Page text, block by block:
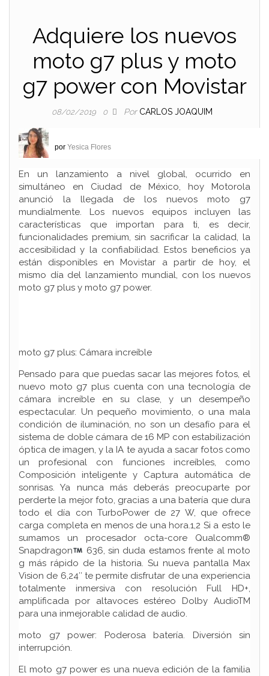
Adquiere los nuevos
moto g7 plus y moto
g7 power con Movistar
08/02/2019 0 Por CARLOS JOAQUIM
por Yesica Flores
En un lanzamiento a nivel global, ocurrido en
simultáneo en Ciudad de México, hoy Motorola
anunció la llegada de los nuevos moto g7
mundialmente. Los nuevos equipos incluyen las
características que importan para ti, es decir,
funcionalidades premium, sin sacrificar la calidad, la
accesibilidad y la confiabilidad. Estos beneficios ya
están disponibles en Movistar a partir de hoy, el
mismo día del lanzamiento mundial, con los nuevos
moto g7 plus y moto g7 power.
moto g7 plus: Cámara increíble
Pensado para que puedas sacar las mejores fotos, el
nuevo moto g7 plus cuenta con una tecnología de
cámara increíble en su clase, y un desempeño
espectacular. Un pequeño movimiento, o una mala
condición de iluminación, no son un desafío para el
sistema de doble cámara de 16 MP con estabilización
óptica de imagen, y la IA te ayuda a sacar fotos como
un profesional con funciones increíbles, como
Composición inteligente y Captura automática de
sonrisas. Ya nunca más deberás preocuparte por
perderte la mejor foto, gracias a una batería que dura
todo el día con TurboPower de 27 W, que ofrece
carga completa en menos de una hora.1,2 Si a esto le
sumamos un procesador octa-core Qualcomm®
Snapdragon
636, sin duda estamos frente al moto
g más rápido de la historia. Su nueva pantalla Max
Vision de 6,24″ te permite disfrutar de una experiencia
totalmente inmersiva con resolución Full HD+,
amplificada por altavoces estéreo Dolby AudioTM
para una inmejorable calidad de audio.
moto g7 power: Poderosa batería. Diversión sin
interrupción.
El moto g7 power es una nueva edición de la familia